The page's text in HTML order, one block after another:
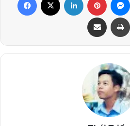
Share via Email